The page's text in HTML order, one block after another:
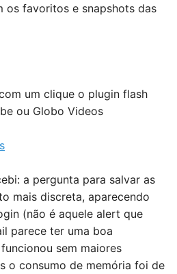
os favoritos e snapshots das
um clique o plugin flash
ou Globo Videos
a pergunta para salvar as
mais discreta, aparecendo
(não é aquele alert que
parece ter uma boa
sem maiores
o consumo de memória foi de